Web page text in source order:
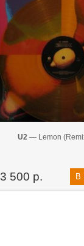
U2— Lemon
3 500 р. В